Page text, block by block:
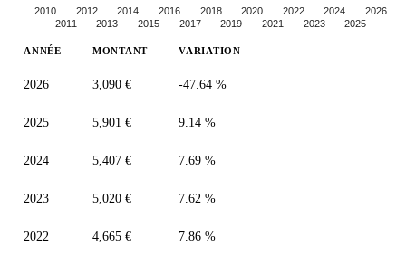
2010
2011
2012
2013
2014
2015
2016
2017
2018
2019
2020
2021
2022
2023
2024
2025
2026
ANNÉE MONTANT VARIATION
2026 3,090 € -47.64 %
2025 5,901 € 9.14 %
2024 5,407 € 7.69 %
2023 5,020 € 7.62 %
2022 4,665 € 7.86 %